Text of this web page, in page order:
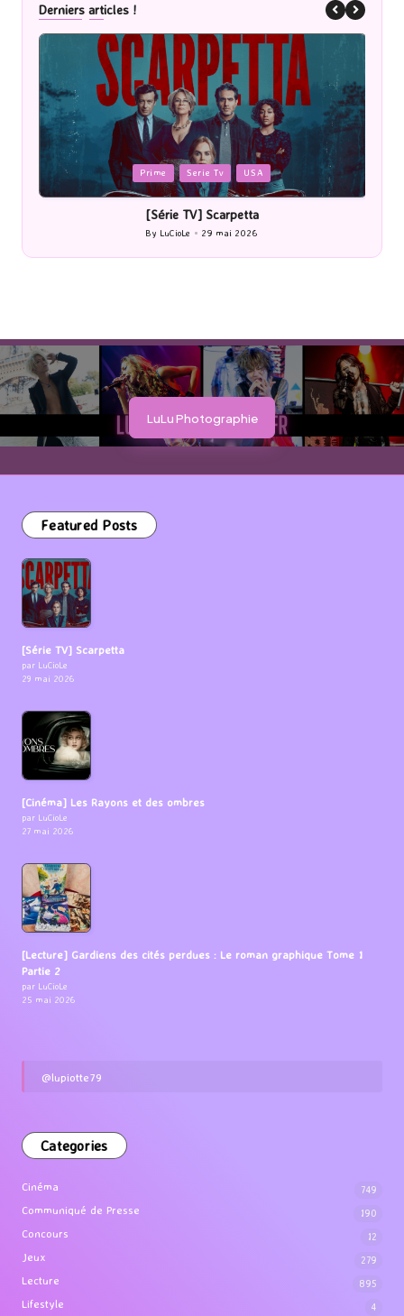
Derniers articles !
Posted
Cinéma
[Cinéma] Les Rayons et des ombres
Posted
by
ByLuCioLe 27 mai 2026
LuLu Photographie
Featured Posts
[Série TV] Scarpetta
par LuCioLe
29 mai 2026
[Cinéma] Les Rayons et des ombres
par LuCioLe
27 mai 2026
[Lecture] Gardiens des cités perdues : Le roman graphique Tome 1
Partie 2
par LuCioLe
25 mai 2026
@lupiotte79
Categories
Cinéma 749
Communiqué de Presse 190
Concours 12
Jeux 279
Lecture 895
Lifestyle 4